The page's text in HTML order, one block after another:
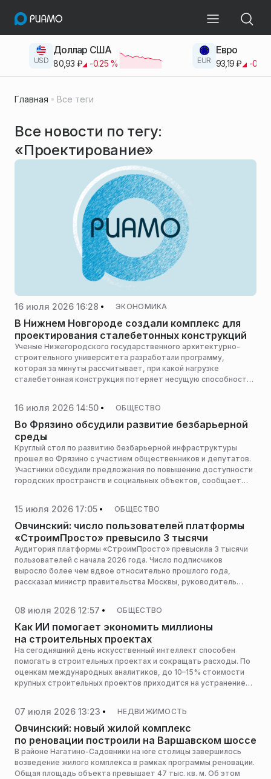
USD
Доллар США
80,93 ₽ -0.25% EUR
Евро
93,19 ₽ -0.42
Главная Все теги
Все новости по тегу:
«Проектирование»
16 июля 2026 16:28 ЭКОНОМИКА
В Нижнем Новгороде создали комплекс для
проектирования сталебетонных конструкций
Ученые Нижегородского государственного архитектурно-
строительного университета разработали программу,
которая за минуты рассчитывает, при какой нагрузке
сталебетонная конструкция потеряет несущую способность,
16 июля 2026 14:50 ОБЩЕСТВО
Во Фрязино обсудили развитие безбарьерной
среды
Круглый стол по развитию безбарьерной инфраструктуры
прошел во Фрязино с участием общественников и депутатов.
Участники обсудили предложения по повышению доступности
городских пространств и социальных объектов, сообщает
15 июля 2026 17:05 ОБЩЕСТВО
Овчинский: число пользователей платформы
«СтроимПросто» превысило 3 тысячи
Аудитория платформы «СтроимПросто» превысила 3 тысячи
пользователей с начала 2026 года. Число подписчиков
выросло более чем вдвое относительно прошлого года,
рассказал министр правительства Москвы, руководитель
города, Владислав Овчинский.
08 июля 2026 12:57 ОБЩЕСТВО
Как ИИ помогает экономить миллионы
на строительных проектах
На сегодняшний день искусственный интеллект способен
помогать в строительных проектах и сокращать расходы. По
оценкам международных аналитиков, до 10–15% стоимости
крупных строительных проектов приходится на устранение
инструментом управления рисками.
07 июля 2026 13:23 НЕДВИЖИМОСТЬ
Овчинский: новый жилой комплекс
по реновации построили на Варшавском шоссе
В районе Нагатино-Садовники на юге столицы завершилось
возведение жилого комплекса в рамках программы реновации.
Общая площадь объекта превышает 47 тыс. кв. м. Об этом